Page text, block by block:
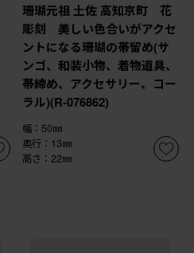
珊瑚元祖 土佐 高知京町 花
彫刻 美しい色合いがアクセ
ントになる珊瑚の帯留め(サ
ンゴ、和装小物、着物道具、
帯締め、アクセサリー、コー
ラル)(R-076862)
幅：50㎜
奥行：13㎜
高さ：22㎜